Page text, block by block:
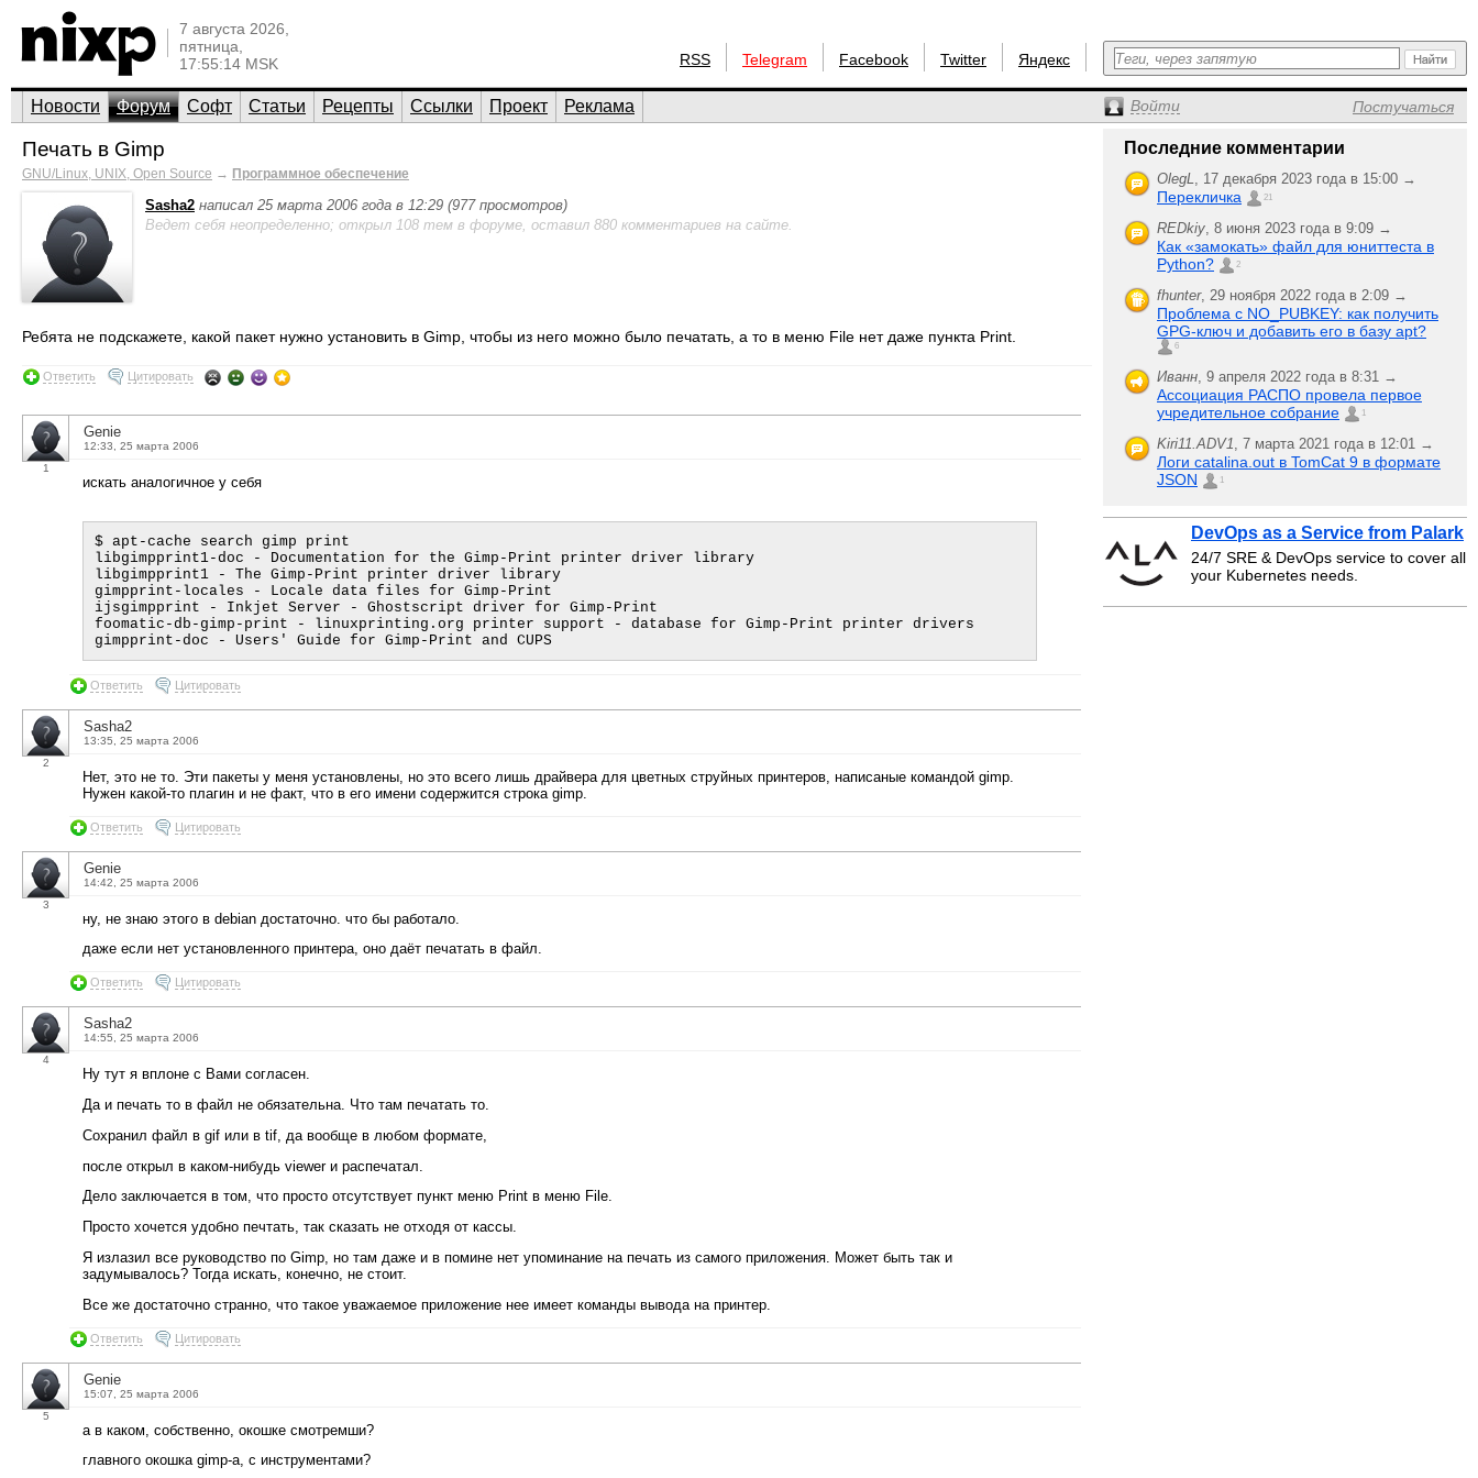
7 августа 2026,
пятница,
17:55:14 MSK
RSS Telegram Facebook Twitter Яндекс
Новости Форум Софт Статьи Рецепты Ссылки Проект Реклама Войти Постучаться
Печать в Gimp
GNU/Linux, UNIX, Open Source → Программное обеспечение
Sasha2 написал 25 марта 2006 года в 12:29 (977 просмотров)
Ведет себя неопределенно; открыл 108 тем в форуме, оставил 880 комментариев на сайте.
Ребята не подскажете, какой пакет нужно установить в Gimp, чтобы из него можно было печатать, а то в меню File нет даже пункта Print.
Ответить Цитировать
1
Genie
12:33, 25 марта 2006
искать аналогичное у себя
$ apt-cache search gimp print
libgimpprint1-doc - Documentation for the Gimp-Print printer driver library
libgimpprint1 - The Gimp-Print printer driver library
gimpprint-locales - Locale data files for Gimp-Print
ijsgimpprint - Inkjet Server - Ghostscript driver for Gimp-Print
foomatic-db-gimp-print - linuxprinting.org printer support - database for Gimp-Print printer drivers
Ответить Цитировать
2
Sasha2
13:35, 25 марта 2006
Нет, это не то. Эти пакеты у меня установлены, но это всего лишь драйвера для цветных струйных принтеров, написаные командой gimp.
Нужен какой-то плагин и не факт, что в его имени содержится строка gimp.
Ответить Цитировать
3
Genie
14:42, 25 марта 2006
ну, не знаю этого в debian достаточно. что бы работало.
даже если нет установленного принтера, оно даёт печатать в файл.
Ответить Цитировать
4
Sasha2
14:55, 25 марта 2006
Ну тут я вплоне с Вами согласен.
Да и печать то в файл не обязательна. Что там печатать то.
Сохранил файл в gif или в tif, да вообще в любом формате,
после открыл в каком-нибудь viewer и распечатал.
Дело заключается в том, что просто отсутствует пункт меню Print в меню File.
Просто хочется удобно печтать, так сказать не отходя от кассы.
Я излазил все руководство по Gimp, но там даже и в помине нет упоминание на печать из самого приложения. Может быть так и
задумывалось? Тогда искать, конечно, не стоит.
Все же достаточно странно, что такое уважаемое приложение нее имеет команды вывода на принтер.
Ответить Цитировать
5
Genie
15:07, 25 марта 2006
а в каком, собственно, окошке смотремши?
главного окошка gimp-а, с инструментами?
Последние комментарии
OlegL, 17 декабря 2023 года в 15:00 →
Перекличка 21
REDkiy, 8 июня 2023 года в 9:09 →
Как «замокать» файл для юниттеста в
Python?
2
fhunter, 29 ноября 2022 года в 2:09 →
Проблема с NO_PUBKEY: как получить
GPG-ключ и добавить его в базу apt?
6
Иванн, 9 апреля 2022 года в 8:31 →
Ассоциация РАСПО провела первое
учредительное собрание
1
Kiri11.ADV1, 7 марта 2021 года в 12:01 →
Логи catalina.out в TomCat 9 в формате
JSON
1
DevOps as a Service from Palark
24/7 SRE & DevOps service to cover all
your Kubernetes needs.